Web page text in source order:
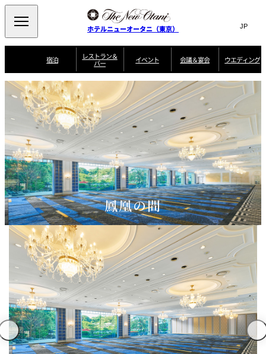
ホテルニューオータニ（東京） Search
サ
ト
内
検
索
窓
開
閉
言
切
替
え
メ
ニ
を
開
閉
JP(日本語)
EN
Select Language ▼
宿泊
ゼクティブハ
ウス 禅 ザ・メイン
ニューオータニ・
ガーデンタワー スイートのご案内
客室一覧 宿泊プラン一覧 サービスガイド ルームサービス
ルニューオー
サービスア
ートメント 朝食のご案内
宿泊者限定
ディナ ーご優待
のご案内
誕生日や記念日の
お祝いに
レストラン＆
バー
ご案内
ソムリエ 個室のご案内
ご家族で楽し
む小個室
ビュッフェ
VIEW & DINING
THE SKY
タワーレスト
ラン
ガーデンラウ
ンジ
トレーダーヴ
ィックス 東京
スイーツ
パティスリー
SATSUKI
ピエール・エ
ルメ・パリ
西洋料理
トゥールダル
ジャン 東京
トレーダーヴ
ィックス 東京
ベッラ・ヴィ
スタ ガンシップ
オーバカナル
中国料理
イベント 会議＆宴会
会
議
＆
宴
会
宴会場一覧 プラン一覧
宴会ご予約・お問
合せフォーム
ウエディング
ウ
エ
デ
ィ
ン
グ
ウエディングスタ
イル
披露宴 料理・
ムービー
SUPER-
TOKYO
ホテルへのアクセ
ス
鳳凰の間